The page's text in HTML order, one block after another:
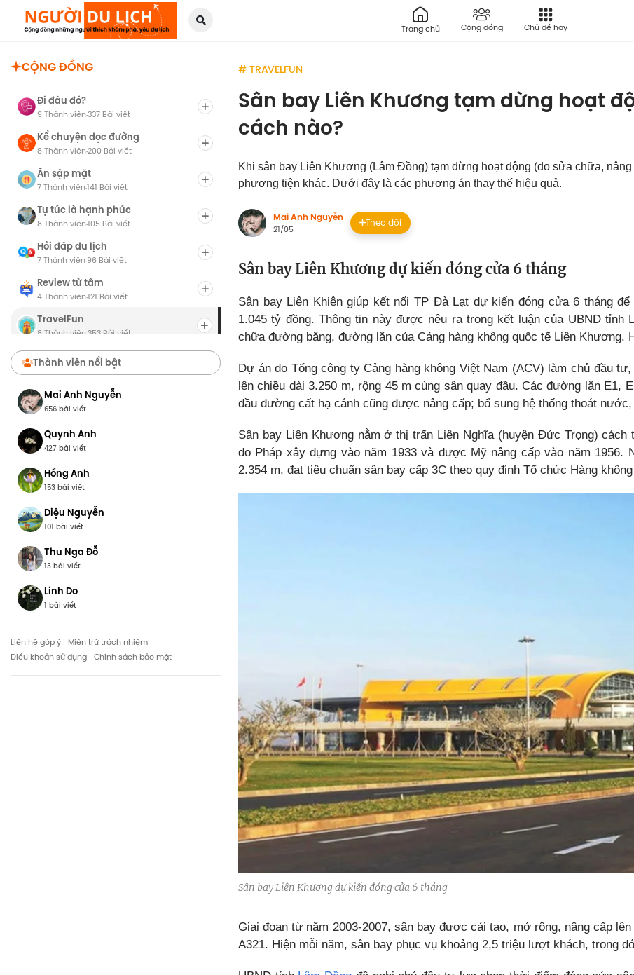
Trang chủ Cộng đồng Chủ đề hay
CỘNG ĐỒNG
Đi đâu đó?
9 Thành viên·337 Bài viết
Kể chuyện dọc đường
8 Thành viên·200 Bài viết
Ăn sập mặt
7 Thành viên·141 Bài viết
Tự túc là hạnh phúc
8 Thành viên·105 Bài viết
Hỏi đáp du lịch
7 Thành viên·96 Bài viết
Review từ tâm
4 Thành viên·121 Bài viết
TravelFun
8 Thành viên353 Bài viết
Chợ Du Lịch
8 Thành viên 0 Bài viết
Thành viên nổi bật
Mai Anh Nguyễn
656 bài viết
Quynh Anh
427 bài viết
Hồng Anh
153 bài viết
Diệu Nguyễn
101 bài viết
Thu Nga Đỗ
13 bài viết
Linh Do
1 bài viết
Liên hệ góp ý
Miễn trừ trách nhiệm
Điều khoản sử dụng
Chính sách bảo mật
# TRAVELFUN
Sân bay Liên Khương tạm dừng hoạt
cách nào?
Khi sân bay Liên Khương (Lâm Đồng) tạm dừng hoạt động (do sửa chữa,
phương tiện khác. Dưới đây là các phương án thay thế hiệu quả.
Mai Anh Nguyễn
21/05
Theo dõi
Sân bay Liên Khương dự kiến đóng cửa 6 tháng
Sân bay Liên Khiên giúp kết nối TP Đà Lạt dự kiến đóng cửa 6 tháng
1.045 tỷ đồng. Thông tin này được nêu ra trong kết luận của UBND
chữa đường băng, đường lăn của Cảng hàng không quốc tế Liên Khương.
Dự án do Tổng công ty Cảng hàng không Việt Nam (ACV) làm chủ đầu
lên chiều dài 3.250 m, rộng 45 m cùng sân quay đầu. Các đường lăn E1,
đầu đường cất hạ cánh cũng được nâng cấp; bổ sung hệ thống thoát
Sân bay Liên Khương nằm ở thị trấn Liên Nghĩa (huyện Đức Trọng)
do Pháp xây dựng vào năm 1933 và được Mỹ nâng cấp vào năm
2.354 m, đạt tiêu chuẩn sân bay cấp 3C theo quy định Tổ chức Hàng
Sân bay Liên Khương dự kiến đóng cửa 6 tháng
Giai đoạn từ năm 2003-2007, sân bay được cải tạo, mở rộng, nâng cấp
A321. Hiện mỗi năm, sân bay phục vụ khoảng 2,5 triệu lượt khách, trong